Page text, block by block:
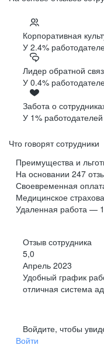
Корпоративная
У 2.4%
Лидер обратной
У 0.4%
Забота о
У 1% работодателей
Что говорят сотрудники
Преимущества и
На основании 247
Своевременная
Медицинское
Удаленная работа —
Отзыв сотрудника
5,0
Апрель 2023
Удобный график
отличная система
Войдите, чтобы
Войти